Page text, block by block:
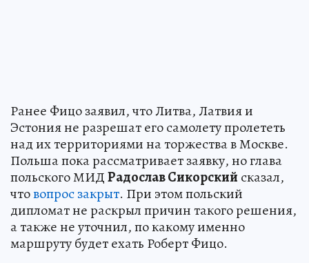
Ранее Фицо заявил, что Литва, Латвия и
Эстония не разрешат его самолету пролететь
над их территориями на торжества в Москве.
Польша пока рассматривает заявку, но глава
польского МИДРадослав Сикорский сказал,
чтовопрос закрыт. При этом польский
дипломат не раскрыл причин такого решения,
а также не уточнил, по какому именно
маршруту будет ехать Роберт Фицо.